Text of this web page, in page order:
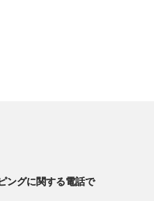
ングに関する電話で